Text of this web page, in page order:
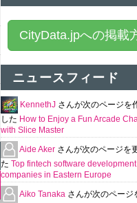
CityData.jpへの掲載
ニュースフィード
KennethJ さんが次のページを
した How to Enjoy a Fun Arcade
with Slice Master
Aide Aker さんが次のページを
た Top fintech software development
companies in Eastern Europe
Aiko Tanaka さんが次のページ